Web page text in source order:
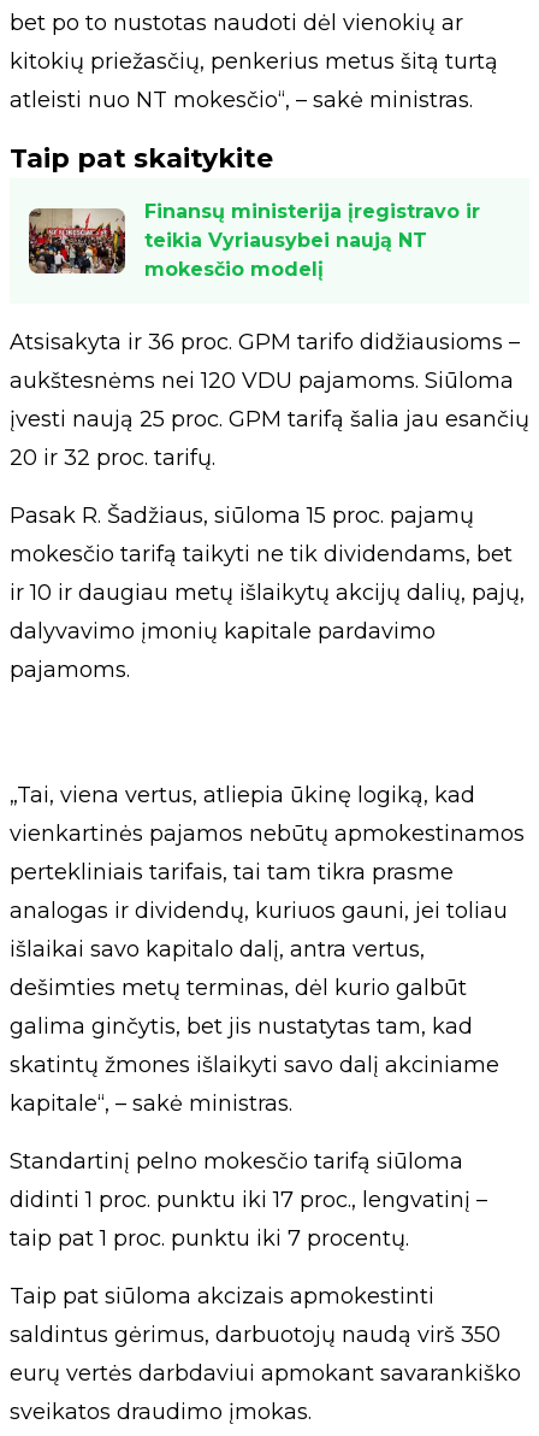
bet po to nustotas naudoti dėl vienokių ar
kitokių priežasčių, penkerius metus šitą turtą
atleisti nuo NT mokesčio“, – sakė ministras.
Taip pat skaitykite
Finansų ministerija įregistravo ir
teikia Vyriausybei naują NT
mokesčio modelį
Atsisakyta ir 36 proc. GPM tarifo didžiausioms –
aukštesnėms nei 120 VDU pajamoms. Siūloma
įvesti naują 25 proc. GPM tarifą šalia jau esančių
20 ir 32 proc. tarifų.
Pasak R. Šadžiaus, siūloma 15 proc. pajamų
mokesčio tarifą taikyti ne tik dividendams, bet
ir 10 ir daugiau metų išlaikytų akcijų dalių, pajų,
dalyvavimo įmonių kapitale pardavimo
pajamoms.
„Tai, viena vertus, atliepia ūkinę logiką, kad
vienkartinės pajamos nebūtų apmokestinamos
pertekliniais tarifais, tai tam tikra prasme
analogas ir dividendų, kuriuos gauni, jei toliau
išlaikai savo kapitalo dalį, antra vertus,
dešimties metų terminas, dėl kurio galbūt
galima ginčytis, bet jis nustatytas tam, kad
skatintų žmones išlaikyti savo dalį akciniame
kapitale“, – sakė ministras.
Standartinį pelno mokesčio tarifą siūloma
didinti 1 proc. punktu iki 17 proc., lengvatinį –
taip pat 1 proc. punktu iki 7 procentų.
Taip pat siūloma akcizais apmokestinti
saldintus gėrimus, darbuotojų naudą virš 350
eurų vertės darbdaviui apmokant savarankiško
sveikatos draudimo įmokas.